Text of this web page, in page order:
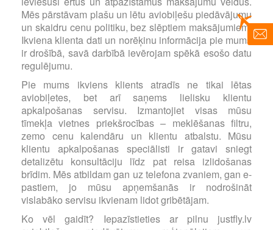
Mēs pārstāvam plašu un lētu aviobiļešu piedāvājumu
un skaidru cenu politiku, bez slēptiem maksājumiem.
Ikviena klienta dati un norēķinu informācija pie mums
ir drošībā, savā darbībā ievērojam spēkā esošo datu
regulējumu.
Pie mums ikviens klients atradīs ne tikai lētas
aviobiļetes, bet arī saņems lielisku klientu
apkalpošanas servisu. Izmantojiet visas mūsu
tīmekļa vietnes priekšrocības – meklēšanas filtru,
zemo cenu kalendāru un klientu atbalstu. Mūsu
klientu apkalpošanas speciālisti ir gatavi sniegt
detalizētu konsultāciju līdz pat reisa izlidošanas
brīdim. Mēs atbildam gan uz telefona zvaniem, gan e-
pastiem, jo mūsu apņemšanās ir nodrošināt
vislabāko servisu ikvienam lidot gribētājam.
Ko vēl gaidīt? Iepazīstieties ar pilnu justfly.lv